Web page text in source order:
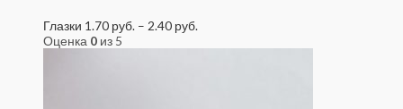
Глазки 1.70 руб. – 2.40 руб.
Оценка 0 из 5